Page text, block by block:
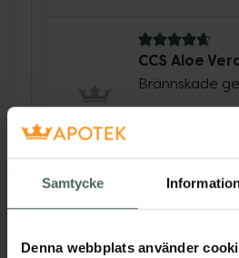
Samtycke
Denna webbplats använder
4.8 av 5 i
CCS Aloe
Brännskade
Köp båda för:
Köp båda